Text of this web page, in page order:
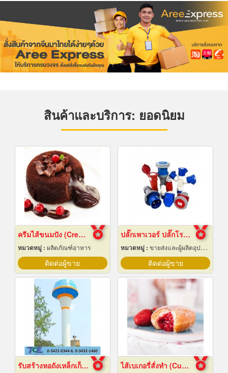
สินค้าและบริการ: ยอดนิยม
ครีมไส้ขนมปัง (Cream fillings for bread)
หมวดหมู่ : ผลิตภัณฑ์อาหาร
ติดต่อผู้ขาย
ปลั๊กเพาเวอร์ ปลั๊กโรงงาน ปลั๊กอุตสาหกรรม พัทยา ชลบุรี
หมวดหมู่ : ขายส่งและผู้ผลิตอุปกรณ์เครื่องใช้ไฟฟ้า
ติดต่อผู้ขาย
รับสร้างหอถังเหล็กเก็บน้ำ ไส้เบเกอรี่สั่งทำ (Custom bakery fillings)